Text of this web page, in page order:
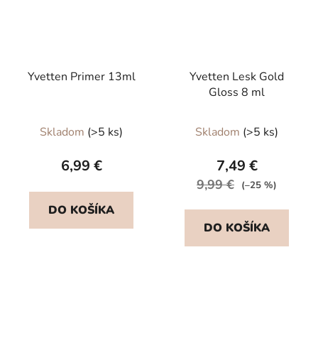
Yvetten Primer 13ml
hodnotenie
produktu
5,0
z
Skladom (>5 ks)
6,99 €
DO KOŠÍKA
Yvetten Lesk Gold
Gloss 8 ml
Skladom (>5 ks)
7,49 €
9,99 € (–25 %)
DO KOŠÍKA